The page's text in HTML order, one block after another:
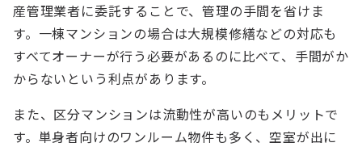
産管理業者に委託することで、管理の手間を省けま
す。一棟マンションの場合は大規模修繕などの対応も
すべてオーナーが行う必要があるのに比べて、手間がか
からないという利点があります。
また、区分マンションは流動性が高いのもメリットで
す。単身者向けのワンルーム物件も多く、空室が出に